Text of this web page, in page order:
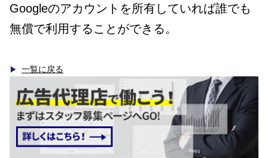
Googleのアカウントを所有していれば誰でも
無償で利用することができる。
一覧に戻る